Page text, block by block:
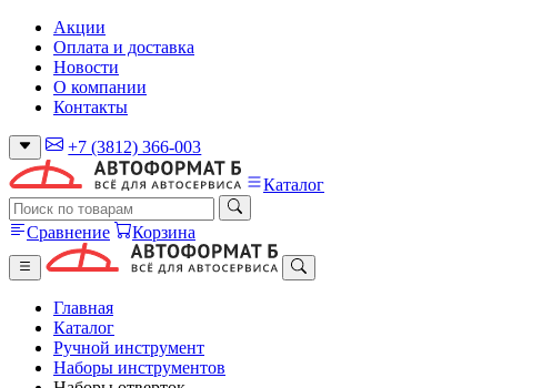
Акции
Оплата и доставка
Новости
О компании
Контакты
+7 (3812) 366-003
Каталог
Сравнение Корзина
Главная
Каталог
Ручной инструмент
Наборы инструментов